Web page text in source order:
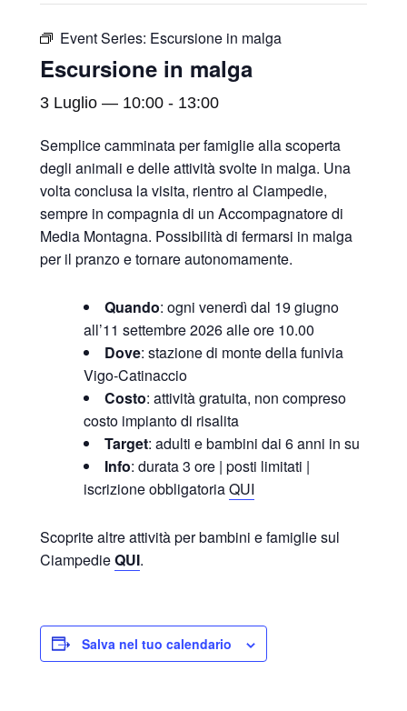
Event Series: Escursione in malga
Escursione in malga
3 Luglio — 10:00 - 13:00
Semplice camminata per famiglie alla scoperta
degli animali e delle attività svolte in malga. Una
volta conclusa la visita, rientro al Ciampedie,
sempre in compagnia di un Accompagnatore di
Media Montagna. Possibilità di fermarsi in malga
per il pranzo e tornare autonomamente.
Quando: ogni venerdì dal 19 giugno
all’11 settembre 2026 alle ore 10.00
Dove: stazione di monte della funivia
Vigo-Catinaccio
Costo: attività gratuita, non compreso
costo impianto di risalita
Target: adulti e bambini dai 6 anni in su
Info: durata 3 ore | posti limitati |
iscrizione obbligatoriaQUI
Scoprite altre attività per bambini e famiglie sul
CiampedieQUI.
Salva nel tuo calendario